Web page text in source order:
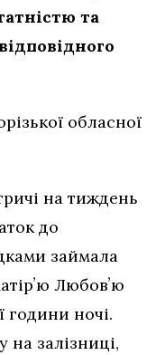
та
обласної
на тиждень
до
займала
Любовʼю
години ночі.
залізниці,